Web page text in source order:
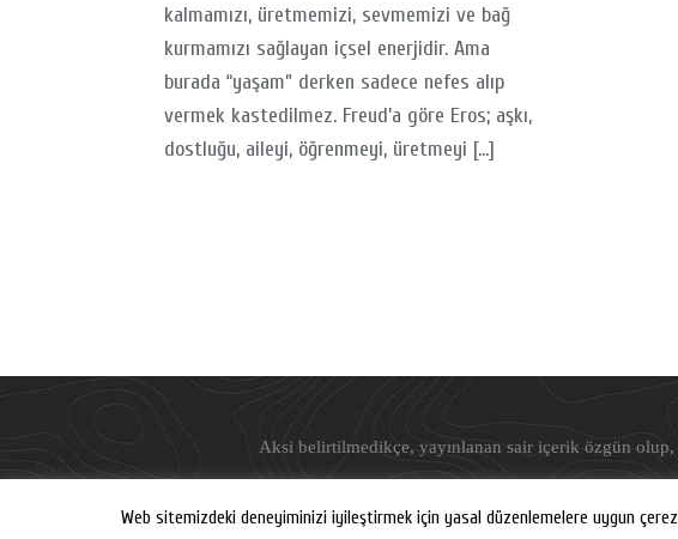
kalmamızı, üretmemizi, sevmemizi ve bağ
kurmamızı sağlayan içsel enerjidir. Ama
burada “yaşam” derken sadece nefes alıp
vermek kastedilmez. Freud’a göre Eros; aşkı,
dostluğu, aileyi, öğrenmeyi, üretmeyi […]
Aksi belirtilmedikçe, yayınlanan sair içerik özgün olup,
Web sitemizdeki deneyiminizi iyileştirmek için yasal düzenlemelere uygun